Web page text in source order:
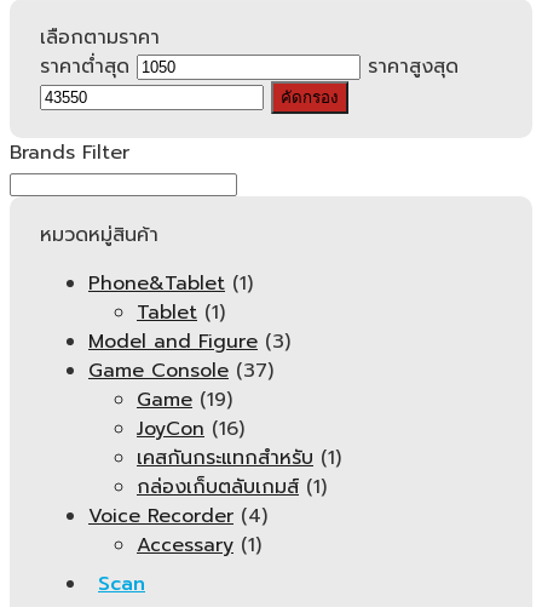
เลือกตามราคา
ราคาต่ำสุด
ราคาสูงสุด
คัดกรอง
Brands Filter
หมวดหมู่สินค้า
Phone&Tablet (1)
Tablet (1)
Model and Figure (3)
Game Console (37)
Game (19)
JoyCon (16)
เคสกันกระแทกสำหรับ (1)
กล่องเก็บตลับเกมส์ (1)
Voice Recorder (4)
Accessary (1)
Scan